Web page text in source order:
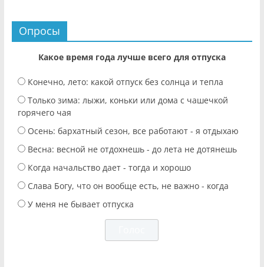
Опросы
Какое время года лучше всего для отпуска
Конечно, лето: какой отпуск без солнца и тепла
Только зима: лыжи, коньки или дома с чашечкой
горячего чая
Осень: бархатный сезон, все работают - я отдыхаю
Весна: весной не отдохнешь - до лета не дотянешь
Когда начальство дает - тогда и хорошо
Слава Богу, что он вообще есть, не важно - когда
У меня не бывает отпуска